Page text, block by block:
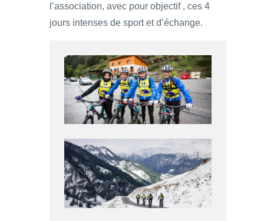
l’association, avec pour objectif , ces 4
jours intenses de sport et d’échange.